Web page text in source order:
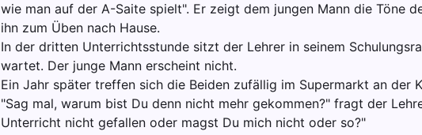
wie man auf der A-Saite spielt". Er zeigt dem jungen Mann die Töne
ihn zum Üben nach Hause.
In der dritten Unterrichtsstunde sitzt der Lehrer in seinem
wartet. Der junge Mann erscheint nicht.
Ein Jahr später treffen sich die Beiden zufällig im Supermarkt an der
"Sag mal, warum bist Du denn nicht mehr gekommen?" fragt der
Unterricht nicht gefallen oder magst Du mich nicht oder so?"